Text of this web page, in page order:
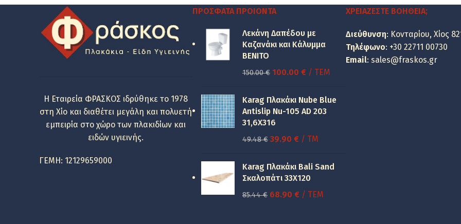
133.00 €.
359.48 €.είναι:
161.00 €.
Η Εταιρεία ΦΡΑΣΚΟΣ ιδρύθηκε το 1978
στη Χίο και διαθέτει μεγάλη και πολυετή
εμπειρία στο χώρο των πλακιδίων και
ειδών υγιεινής.
ΓΕΜΗ: 12129659000
ΠΡΌΣΦΑΤΑ ΠΡΟΙΌΝΤΑ
Λεκάνη Δαπέδου με
Καζανάκι και Κάλυμμα
BENITO
150.00€ Original
was:
150.00 €.
100.00 €Η
τιμή
είναι:
/ ΤΕΜ
Karag Πλακάκι Nube Blue
Antislip Nu-105 AD 203
31,6X316
49.48€ Original
was:
49.48 €.
39.90 €Η
τιμή
είναι:
39.90 €.
/ TM
Karag Πλακάκι Bali Sand
Σκαλοπάτι 33Χ120
85.44€ Original
68.90 €Η/ ΤΕΜ
ΧΡΕΙΆΖΕΣΤΕ ΒΟΉΘΕΙΑ;
Διεύθυνση: Κονταρίου, Χίος
Τηλέφωνο: +30 22711 00730
Email: sales@fraskos.gr